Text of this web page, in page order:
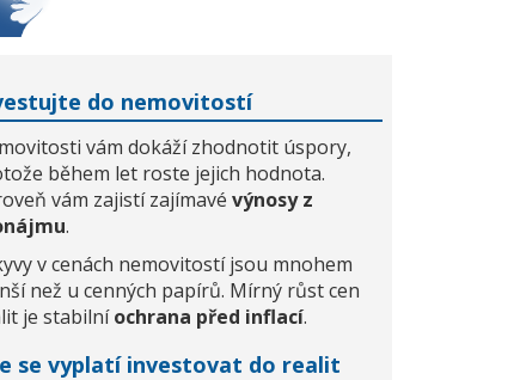
do nemovitostí
vám dokáží zhodnotit úspory,
během let roste jejich hodnota.
vám zajistí zajímavé výnosy z
.
v cenách nemovitostí jsou mnohem
než u cenných papírů. Mírný růst cen
je stabilníochrana před inflací.
se vyplatí investovat do realit